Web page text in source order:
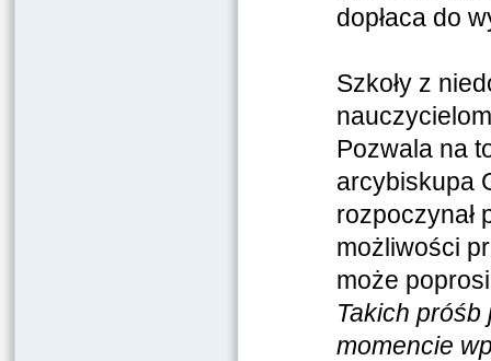
dopłaca do
Szkoły z
Pozwala na
arcybiskupa
rozpoczynał
możliwości
może
Takich próśb
momencie